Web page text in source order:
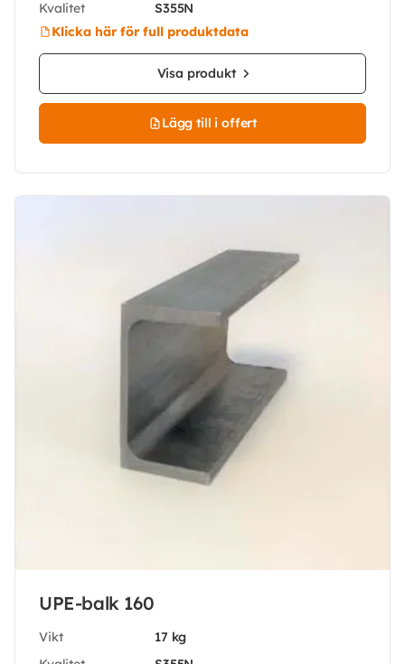
Kvalitet
S355N
Klicka här för full produktdata
Visa produkt
Lägg till i offert
UPE-balk 160
Vikt
17 kg